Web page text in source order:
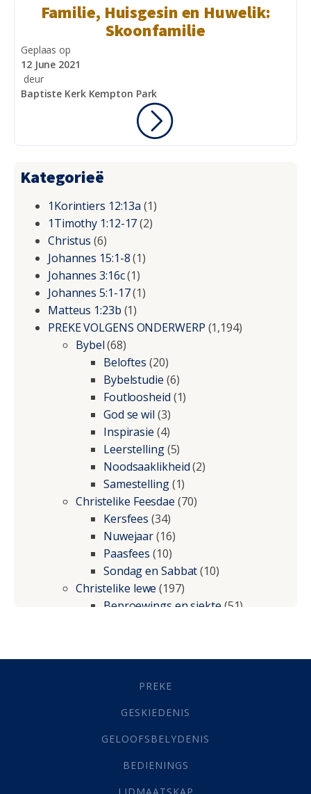
Familie, Huisgesin en Huwelik:
Skoonfamilie
Geplaas op
12 June 2021
deur
Baptiste Kerk Kempton Park
Kategorieë
1Korintiers 12:13a (1)
1Timothy 1:12-17(2)
Christus (6)
Johannes 15:1-8(1)
Johannes 3:16c(1)
Johannes 5:1-17(1)
Matteus 1:23b (1)
PREKE VOLGENS ONDERWERP (1,194)
Bybel(68)
Beloftes (20)
Bybelstudie (6)
Foutloosheid (1)
God se wil (3)
Inspirasie (4)
Leerstelling(5)
Noodsaaklikheid(2)
Samestelling(1)
Christelike Feesdae (70)
Kersfees (34)
Nuwejaar(16)
Paasfees (10)
Sondag en Sabbat(10)
Christelike lewe (197)
Beproewings en siekte(51)
Geestelike Groei(10)
(21)
Grys Areas(4)
Lewensdoel(3)
Selfondersoek(1)
PREKE
GESKIEDENIS
GELOOFSBELYDENIS
BEDIENINGS
LIDMAATSKAP